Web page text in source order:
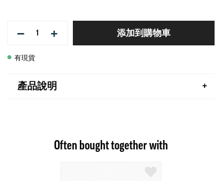
− + 添加到購物車
有現貨
產品說明
Often bought together with